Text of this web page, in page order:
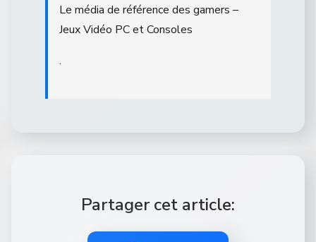
Le média de référence des gamers –
Jeux Vidéo PC et Consoles
.
Partager cet article: